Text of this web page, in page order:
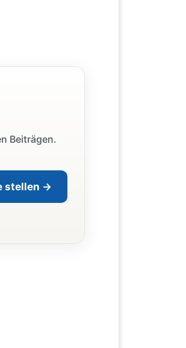
Beiträgen.
stellen →